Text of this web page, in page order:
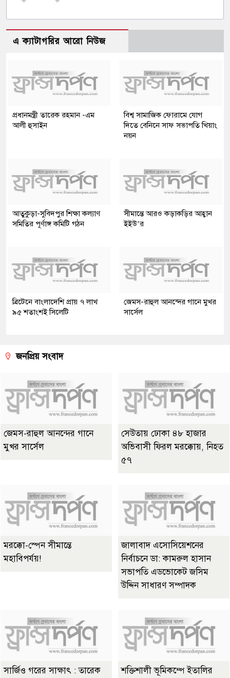
এ ক্যাটাগরির আরো নিউজ
প্রধানমন্ত্রী তারেক রহমান -এম
আলী হুসাইন
বিশ্ব সামাজিক ফোরামে যোগ
দিতে বেনিনে সাফ সভাপতি খিয়াং
নয়ন
আতুকুড়া-সুবিদপুর শিক্ষা কল্যাণ
সমিতির পূর্ণাঙ্গ কমিটি গঠন
সীমান্তে আরও কড়াকড়ির আহ্বান
ইইউ’র
ব্রিটেনে বাংলাদেশি প্রায় ৭ লাখ
৯৫ শতাংশই সিলেটি
জেমস-রাহুল আনন্দের গানে মুখর
সার্সেল
জনপ্রিয় সংবাদ
জেমস-রাহুল আনন্দের গানে
মুখর সার্সেল
সেউতায় ঢোকা ৪৮ হাজার
অভিবাসী ফিরল মরক্কোয়, নিহত
৫৭
মরক্কো-স্পেন সীমান্তে
মহাবিপর্যয়!
জালাবাদ এসোসিয়েশনের
নির্বাচনে ডা: কামরুল হাসান
সভাপতি এডভোকেট জসিম
উদ্দিন সাধারণ সম্পাদক
সার্জিও গরের সাক্ষাৎ : তারেক শক্তিশালী ভূমিকম্পে ইতালির